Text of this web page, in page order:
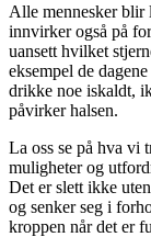
Alle mennesker blir
innvirker også på
uansett hvilket
eksempel de
drikke noe iskaldt,
påvirker halsen.
La oss se på hva vi
muligheter og
Det er slett ikke
og senker seg i
kroppen når det er